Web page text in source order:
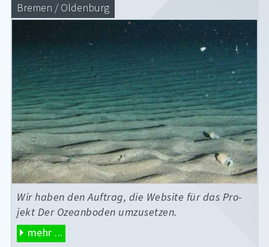
Bre­men / Ol­den­burg
Wir ha­ben den Auf­trag, die Web­site für das Pro­
jekt Der Oze­an­bo­den um­zu­set­zen.
mehr ...